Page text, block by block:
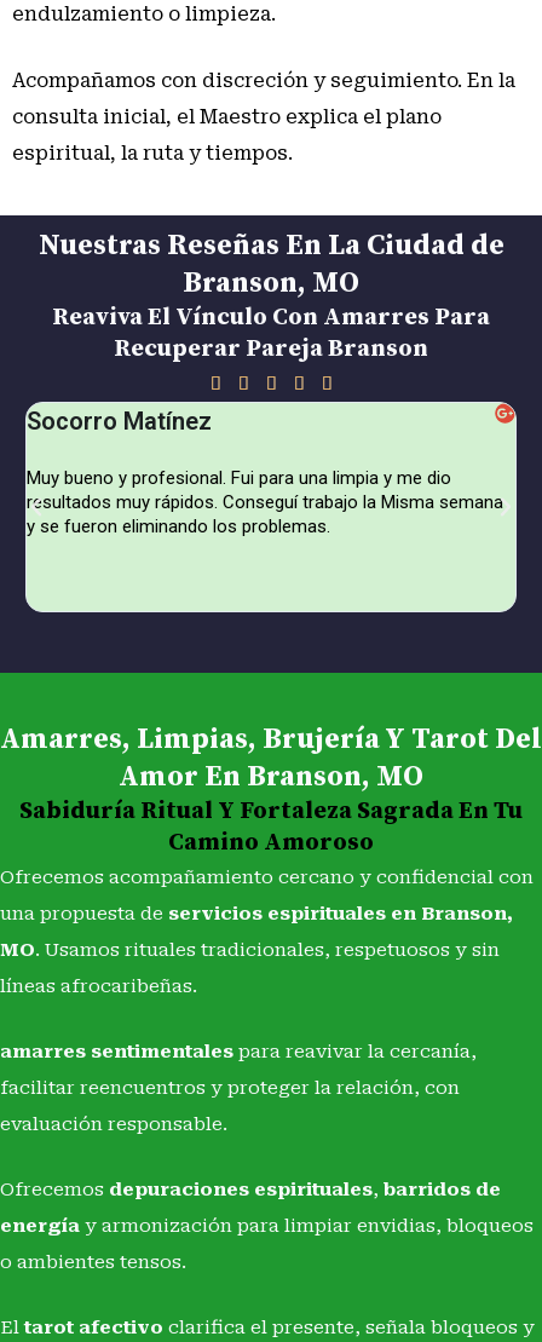
endulzamiento o limpieza.
Acompañamos con discreción y seguimiento. En la
consulta inicial, el Maestro explica el plano
espiritual, la ruta y tiempos.
Nuestras Reseñas En La Ciudad de
Branson, MO
Reaviva El Vínculo Con Amarres Para
Recuperar Pareja Branson
    5
Socorro Matínez
Muy bueno y profesional. Fui para una limpia y me dio
resultados muy rápidos. Conseguí trabajo la Misma semana
y se fueron eliminando los problemas.
Amarres, Limpias, Brujería Y Tarot Del
Amor En Branson, MO
Sabiduría Ritual Y Fortaleza Sagrada En Tu
Camino Amoroso
Ofrecemos acompañamiento cercano y confidencial con
una propuesta de servicios espirituales en Branson,
MO. Usamos rituales tradicionales, respetuosos y sin
líneas afrocaribeñas.
amarres sentimentales para reavivar la cercanía,
facilitar reencuentros y proteger la relación, con
evaluación responsable.
Ofrecemos depuraciones espirituales, barridos de
energía y armonización para limpiar envidias, bloqueos
o ambientes tensos.
Eltarot afectivo clarifica el presente, señala bloqueos y